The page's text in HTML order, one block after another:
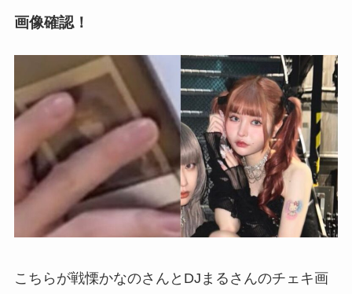
画像確認！
こちらが戦慄かなのさんとDJまるさんのチェキ画